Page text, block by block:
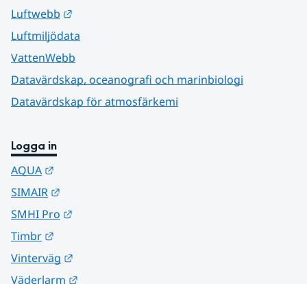
Luftwebb
Luftmiljödata
VattenWebb
Datavärdskap, oceanografi och marinbiologi
Datavärdskap för atmosfärkemi
Logga in
AQUA
SIMAIR
SMHI Pro
Timbr
Vinterväg
Väderlarm